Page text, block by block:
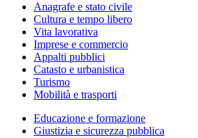
Anagrafe e stato civile
Cultura e tempo libero
Vita lavorativa
Imprese e commercio
Appalti pubblici
Catasto e urbanistica
Turismo
Mobilità e trasporti
Educazione e formazione
Giustizia e sicurezza pubblica